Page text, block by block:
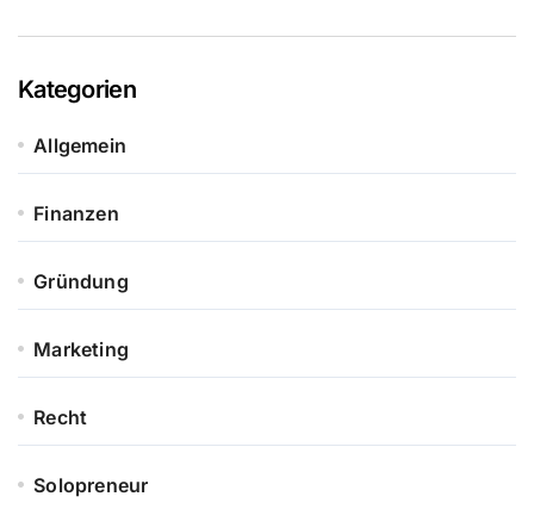
Kategorien
Allgemein
Finanzen
Gründung
Marketing
Recht
Solopreneur